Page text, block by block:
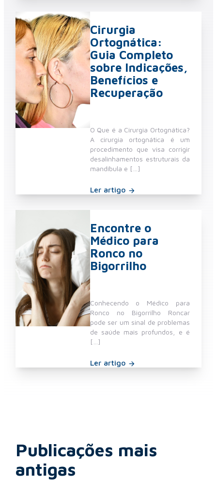
Cirurgia
Ortognática:
Guia Completo
sobre Indicações,
Benefícios e
Recuperação
O Que é a Cirurgia Ortognática?
A cirurgia ortognática é um
procedimento que visa corrigir
desalinhamentos estruturais da
mandíbula e […]
Ler artigo
Encontre o
Médico para
Ronco no
Bigorrilho
Conhecendo o Médico para
Ronco no Bigorrilho Roncar
pode ser um sinal de problemas
de saúde mais profundos, e é
[…]
Ler artigo
Publicações mais
antigas